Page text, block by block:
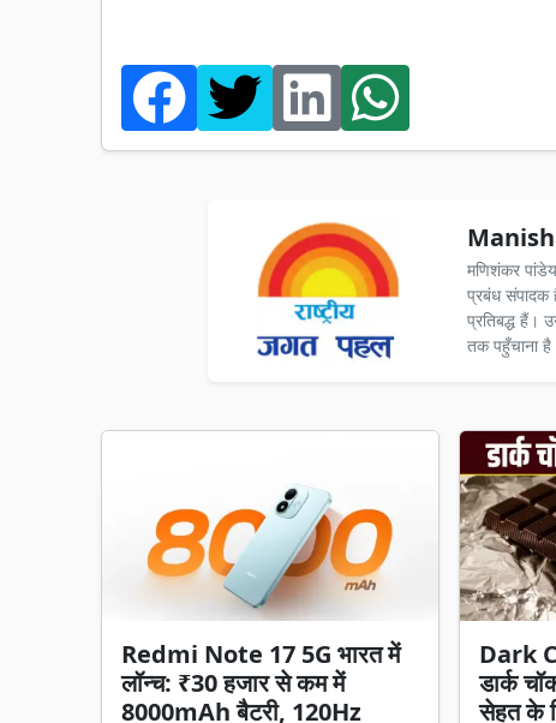
मणिशंकर
प्रबंध संपादक
प्रतिबद्ध हैं।
तक पहुँचाना
Redmi Note 17 5G भारत में
लॉन्च: ₹30 हजार से कम में
8000mAh बैटरी, 120Hz
Dark
डार्क
सेहत के